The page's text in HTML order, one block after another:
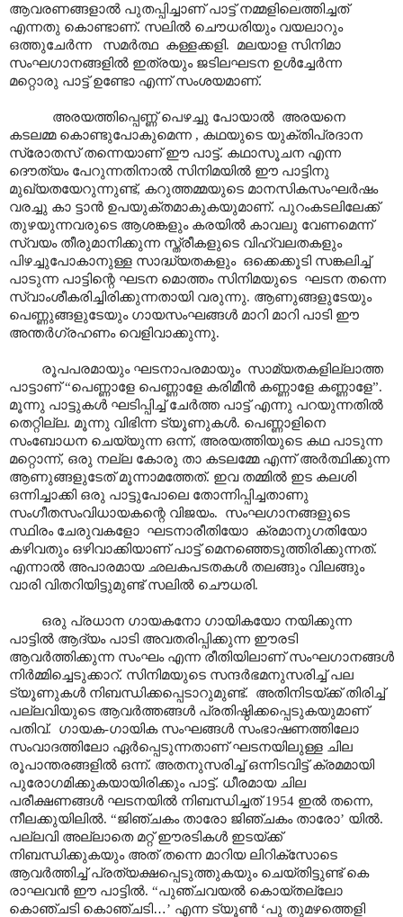
ആവരണങ്ങളാൽ പുതപ്പിച്ചാണ് പാട്ട് നമ്മളിലെത്തിച്ചത്
എന്നതു കൊണ്ടാണ്. സലിൽ ചൌധരിയും വയലാറും
ഒത്തുചേർന്ന സമർത്ഥ കള്ളക്കളി. മലയാള സിനിമാ
സംഘഗാനങ്ങളിൽ ഇത്രയും ജടിലഘടന ഉൾച്ചേർന്ന
മറ്റൊരു പാട്ട് ഉണ്ടോ എന്ന് സംശയമാണ്.
അരയത്തിപ്പെണ്ണ് പെഴച്ചു പോയാൽ അരയനെ
കടലമ്മ കൊണ്ടുപോകുമെന്ന , കഥയുടെ യുക്തിപ്രദാന
സ്രോതസ് തന്നെയാണ് ഈ പാട്ട്. കഥാസൂചന എന്ന
ദൌത്യം പേറുന്നതിനാൽ സിനിമയിൽ ഈ പാട്ടിനു
മുഖ്യതയേറുന്നുണ്ട്, കറുത്തമ്മയുടെ മാനസികസംഘർഷം
വരച്ചു കാ ട്ടാൻ ഉപയുക്തമാകുകയുമാണ്. പുറംകടലിലേക്ക്
തുഴയുന്നവരുടെ ആശങ്കളും കരയിൽ കാവലു വേണമെന്ന്
സ്വയം തീരുമാനിക്കുന്ന സ്ത്രീകളുടെ വിഹ്വലതകളും
പിഴച്ചുപോകാനുള്ള സാദ്ധ്യതകളും ഒക്കെക്കൂടി സങ്കലിച്ച്
പാടുന്ന പാട്ടിന്റെ ഘടന മൊത്തം സിനിമയുടെ ഘടന തന്നെ
സ്വാംശീകരിച്ചിരിക്കുന്നതായി വരുന്നു. ആണുങ്ങളുടേയും
പെണ്ണുങ്ങളുടേയും ഗായസംഘങ്ങൾ മാറി മാറി പാടി ഈ
അന്തർഗ്രഹണം വെളിവാക്കുന്നു.
രൂപപരമായും ഘടനാപരമായും സാമ്യതകളില്ലാത്ത
പാട്ടാണ് “പെണ്ണാളേ പെണ്ണാളേ കരിമീൻ കണ്ണാളേ കണ്ണാളേ”.
മൂന്നു പാട്ടുകൾ ഘടിപ്പിച്ച് ചേർത്ത പാട്ട് എന്നു പറയുന്നതിൽ
തെറ്റില്ല. മൂന്നു വിഭിന്ന ട്യൂണുകൾ. പെണ്ണാളിനെ
സംബോധന ചെയ്യുന്ന ഒന്ന്, അരയത്തിയുടെ കഥ പാടുന്ന
മറ്റൊന്ന്, ഒരു നല്ല കോരു താ കടലമ്മേ എന്ന് അർത്ഥിക്കുന്ന
ആണുങ്ങളുടേത് മൂന്നാമത്തേത്. ഇവ തമ്മിൽ ഇട കലശി
ഒന്നിച്ചാക്കി ഒരു പാട്ടുപോലെ തോന്നിപ്പിച്ചതാണു
സംഗീതസംവിധായകന്റെ വിജയം. സംഘഗാനങ്ങളുടെ
സ്ഥിരം ചേരുവകളോ ഘടനാരീതിയോ ക്രമാനുഗതിയോ
കഴിവതും ഒഴിവാക്കിയാണ് പാട്ട് മെനഞ്ഞെടുത്തിരിക്കുന്നത്.
എന്നാൽ അപാരമായ ഛലകപടതകൾ തലങ്ങും വിലങ്ങും
വാരി വിതറിയിട്ടുമുണ്ട് സലിൽ ചൌധരി.
ഒരു പ്രധാന ഗായകനോ ഗായികയോ നയിക്കുന്ന
പാട്ടിൽ ആദ്യം പാടി അവതരിപ്പിക്കുന്ന ഈരടി
ആവർത്തിക്കുന്ന സംഘം എന്ന രീതിയിലാണ് സംഘഗാനങ്ങൾ
നിർമ്മിച്ചെടുക്കാറ്‌. സിനിമയുടെ സന്ദർഭമനുസരിച്ച് പല
ട്യൂണുകൾ നിബന്ധിക്കപ്പെടാറുമുണ്ട്. അതിനിടയ്ക്ക് തിരിച്ച്
പല്ലവിയുടെ ആവർത്തങ്ങൾ പ്രതിഷ്ഠിക്കപ്പെടുകയുമാണ്
പതിവ്. ഗായക-ഗായിക സംഘങ്ങൾ സംഭാഷണത്തിലോ
സംവാദത്തിലോ ഏർപ്പെടുന്നതാണ് ഘടനയിലുള്ള ചില
രൂപാന്തരങ്ങളിൽ ഒന്ന്. അതനുസരിച്ച് ഒന്നിടവിട്ട് ക്രമമായി
പുരോഗമിക്കുകയായിരിക്കും പാട്ട്. ധീരമായ ചില
പരീക്ഷണങ്ങൾ ഘടനയിൽ നിബന്ധിച്ചത് 1954 ഇൽ തന്നെ,
നീലക്കുയിലിൽ. “ജിഞ്ചകം താരോ ജിഞ്ചകം താരോ’ യിൽ.
പല്ലവി അല്ലാതെ മറ്റ് ഈരടികൾ ഇടയ്ക്ക്
നിബന്ധിക്കുകയും അത് തന്നെ മാറിയ ലിറിക്സോടെ
ആവർത്തിച്ച് പ്രത്യക്ഷപ്പെടുത്തുകയും ചെയ്തിട്ടുണ്ട് കെ
രാഘവൻ ഈ പാട്ടിൽ. “പുഞ്ചവയൽ കൊയ്തല്ലോ
കൊഞ്ചടി കൊഞ്ചടി…’ എന്ന ട്യൂൺ ‘പു തുമഴത്തെളി